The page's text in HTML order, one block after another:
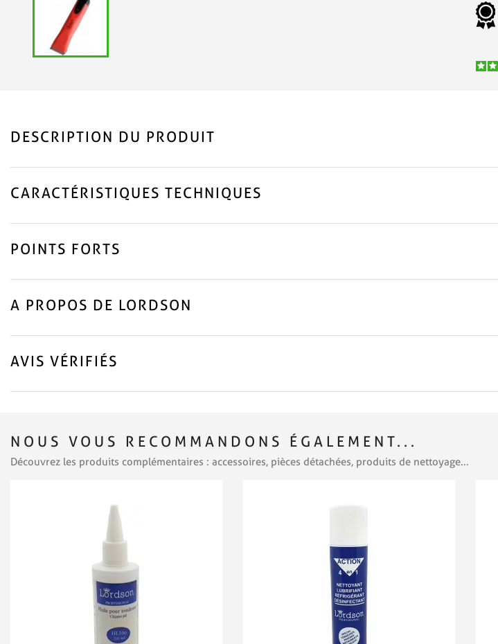
DESCRIPTION DU PRODUIT
CARACTÉRISTIQUES TECHNIQUES
POINTS FORTS
A PROPOS DE LORDSON
AVIS VÉRIFIÉS
NOUS VOUS RECOMMANDONS ÉGALEMENT...
Découvrez les produits complémentaires : accessoires, pièces détachées, produits de nettoyage...